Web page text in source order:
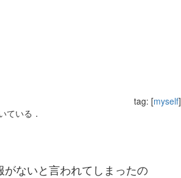
tag: [myself]
ている．
ないと言われてしまったの